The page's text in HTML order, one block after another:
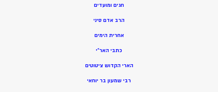
חגים ומועדים
הרב אדם סיני
אחרית הימים
כתבי האר”י
הארי הקדוש ציטוטים
רבי שמעון בר יוחאי